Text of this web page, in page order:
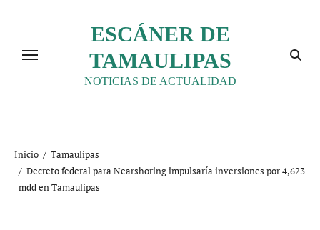
contenido
ESCÁNER DE
TAMAULIPAS
NOTICIAS DE ACTUALIDAD
Inicio
Tamaulipas
Decreto federal para Nearshoring impulsaría inversiones por 4,623
mdd en Tamaulipas